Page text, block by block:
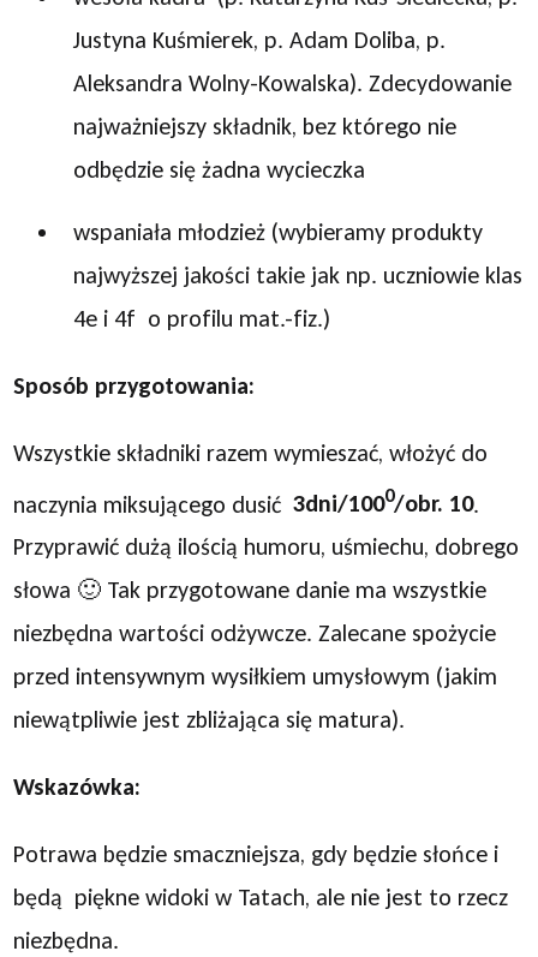
Justyna Kuśmierek, p. Adam Doliba, p.
Aleksandra Wolny-Kowalska). Zdecydowanie
najważniejszy składnik, bez którego nie
odbędzie się żadna wycieczka
wspaniała młodzież (wybieramy produkty
najwyższej jakości takie jak np. uczniowie klas
4e i 4f o profilu mat.-fiz.)
Sposób przygotowania:
Wszystkie składniki razem wymieszać, włożyć do
naczynia miksującego dusić3dni/1000/obr. 10.
Przyprawić dużą ilością humoru, uśmiechu, dobrego
słowa 🙂 Tak przygotowane danie ma wszystkie
niezbędna wartości odżywcze. Zalecane spożycie
przed intensywnym wysiłkiem umysłowym (jakim
niewątpliwie jest zbliżająca się matura).
Wskazówka:
Potrawa będzie smaczniejsza, gdy będzie słońce i
będą piękne widoki w Tatach, ale nie jest to rzecz
niezbędna.